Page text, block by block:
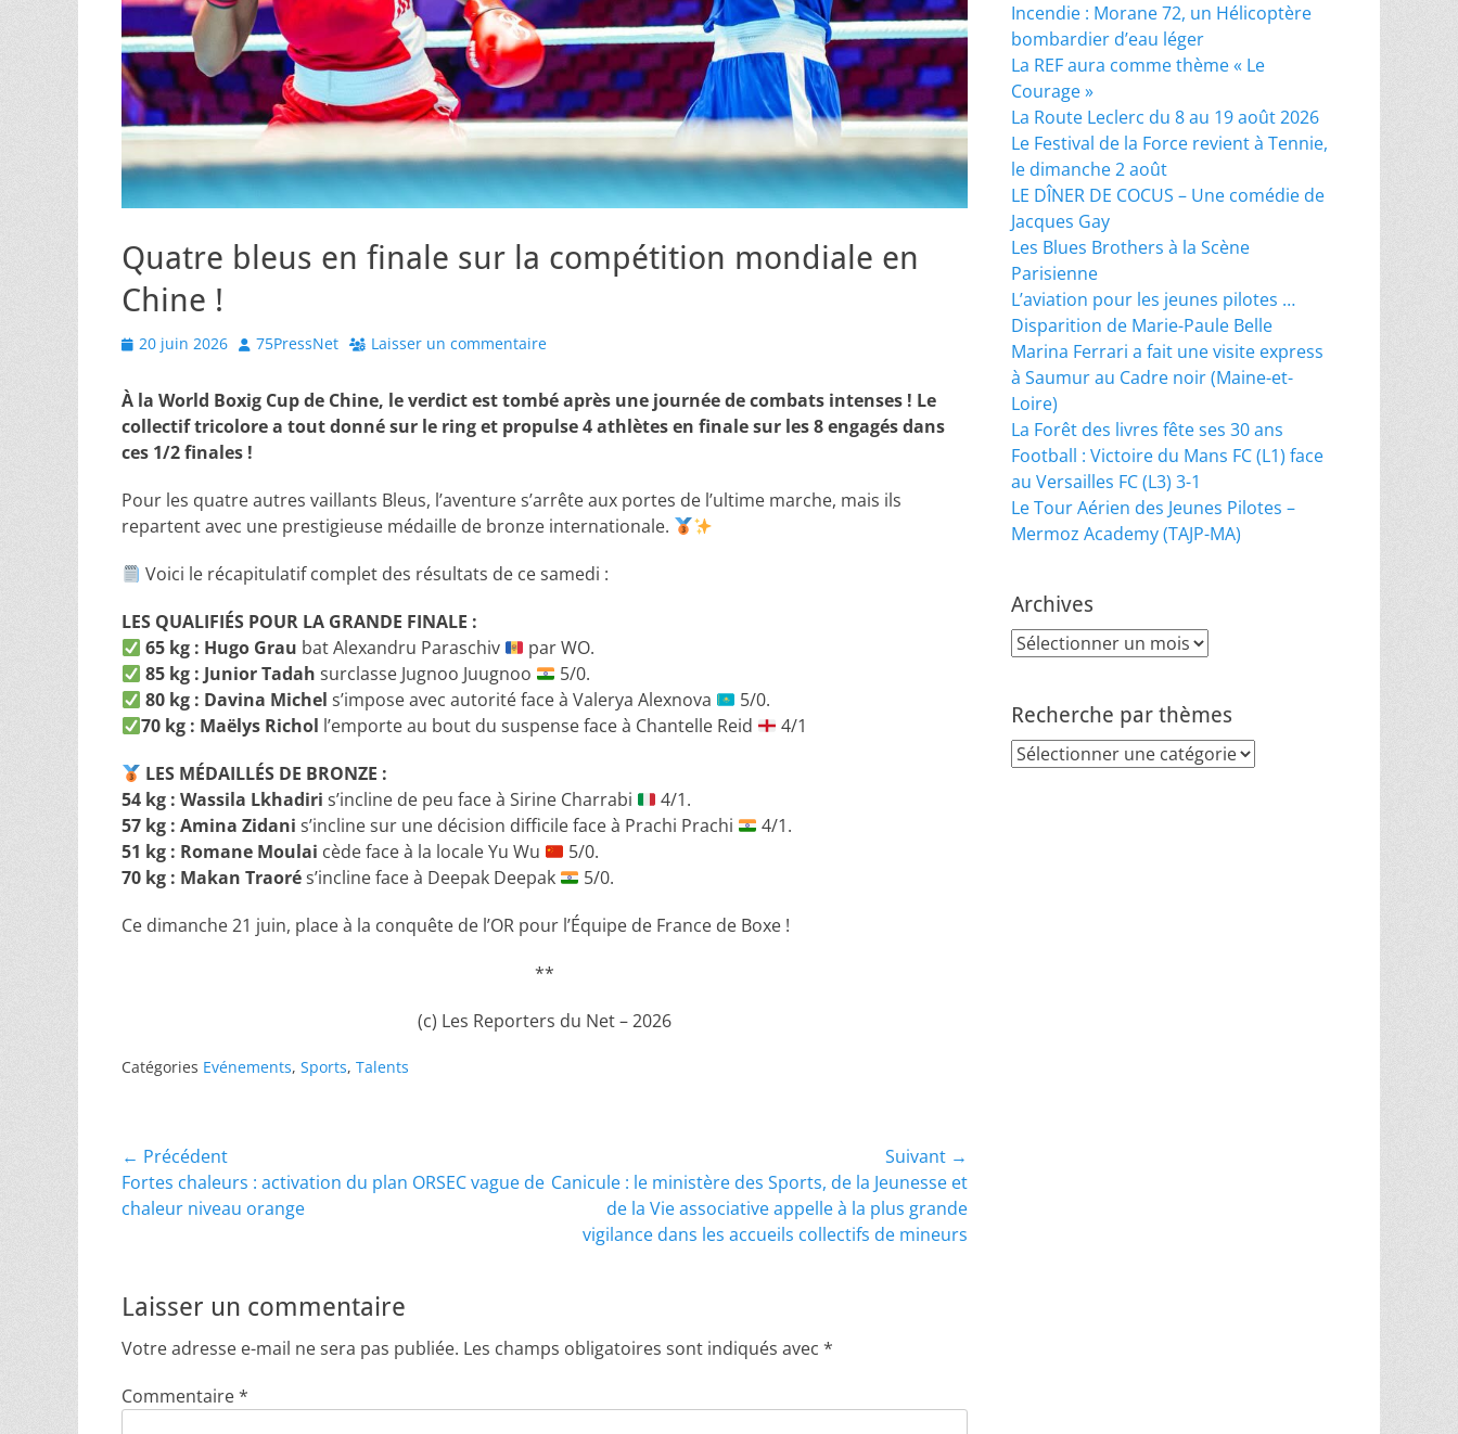
Quatre bleus en finale sur la compétition mondiale en
Chine !
Posted
20 juin 2026 Author
75PressNet Laisser un commentaire
À la World Boxig Cup de Chine, le verdict est tombé après une journée de combats intenses ! Le
collectif tricolore a tout donné sur le ring et propulse 4 athlètes en finale sur les 8 engagés dans
ces 1/2 finales !
Pour les quatre autres vaillants Bleus, l’aventure s’arrête aux portes de l’ultime marche, mais ils
repartent avec une prestigieuse médaille de bronze internationale.
Voici le récapitulatif complet des résultats de ce samedi :
LES QUALIFIÉS POUR LA GRANDE FINALE :
65 kg : Hugo Grau bat Alexandru Paraschiv
par WO.
85 kg : Junior Tadahsurclasse Jugnoo Juugnoo
5/0.
80 kg : Davina Michels’impose avec autorité face à Valerya Alexnova
5/0.
70 kg : Maëlys Richol l’emporte au bout du suspense face à Chantelle Reid
4/1
LES MÉDAILLÉS DE BRONZE :
54 kg : Wassila Lkhadiri s’incline de peu face à Sirine Charrabi
4/1.
57 kg : Amina Zidani s’incline sur une décision difficile face à Prachi Prachi
4/1.
51 kg : Romane Moulai cède face à la locale Yu Wu
5/0.
70 kg : Makan Traorés’incline face à Deepak Deepak
5/0.
Ce dimanche 21 juin, place à la conquête de l’OR pour l’Équipe de France de Boxe !
**
(c) Les Reporters du Net – 2026
Catégories Evénements, Sports, Talents
Navigation
de
← Précédent
Article
précédent :
Fortes chaleurs : activation du plan ORSEC vague de
chaleur niveau orange
Suivant →
Article
suivant :
Canicule : le ministère des Sports, de la Jeunesse et
de la Vie associative appelle à la plus grande
vigilance dans les accueils collectifs de mineurs
Laisser un commentaire
Votre adresse e-mail ne sera pas publiée. Les champs obligatoires sont indiqués avec *
Commentaire*
Incendie : Morane 72, un Hélicoptère
bombardier d’eau léger
La REF aura comme thème « Le
Courage »
La Route Leclerc du 8 au 19 août 2026
Le Festival de la Force revient à Tennie,
le dimanche 2 août
LE DÎNER DE COCUS – Une comédie de
Jacques Gay
Les Blues Brothers à la Scène
Parisienne
L’aviation pour les jeunes pilotes …
Disparition de Marie-Paule Belle
Marina Ferrari a fait une visite express
à Saumur au Cadre noir (Maine-et-
Loire)
La Forêt des livres fête ses 30 ans
Football : Victoire du Mans FC (L1) face
au Versailles FC (L3) 3-1
Le Tour Aérien des Jeunes Pilotes –
Mermoz Academy (TAJP-MA)
Archives
Archives
Recherche par thèmes
Recherche